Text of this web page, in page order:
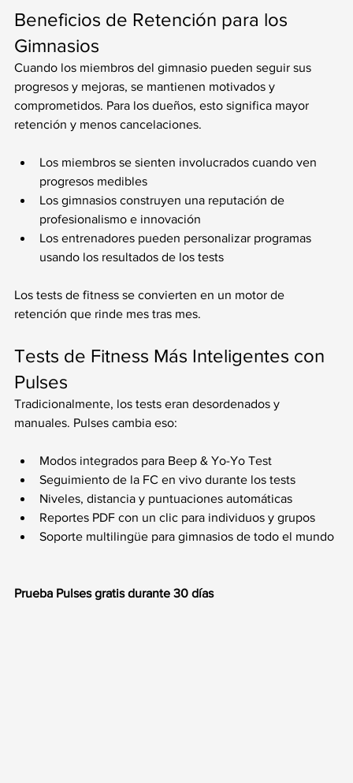
Beneficios de Retención para los
Gimnasios
Cuando los miembros del gimnasio pueden seguir sus
progresos y mejoras, se mantienen motivados y
comprometidos. Para los dueños, esto significa mayor
retención y menos cancelaciones.
Los miembros se sienten involucrados cuando ven
progresos medibles
Los gimnasios construyen una reputación de
profesionalismo e innovación
Los entrenadores pueden personalizar programas
usando los resultados de los tests
Los tests de fitness se convierten en un motor de
retención que rinde mes tras mes.
Tests de Fitness Más Inteligentes con
Pulses
Tradicionalmente, los tests eran desordenados y
manuales. Pulses cambia eso:
Modos integrados para Beep & Yo-Yo Test
Seguimiento de la FC en vivo durante los tests
Niveles, distancia y puntuaciones automáticas
Reportes PDF con un clic para individuos y grupos
Soporte multilingüe para gimnasios de todo el mundo
Prueba Pulses gratis durante 30 días